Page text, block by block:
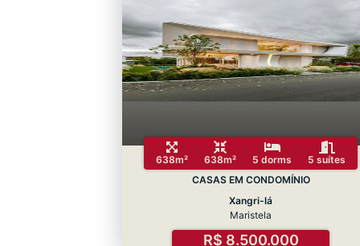
638m² 638m² 5 dorms
5 suítes
CASAS EM CONDOMÍNIO
Xangri-lá
Maristela
R$ 8.500.000